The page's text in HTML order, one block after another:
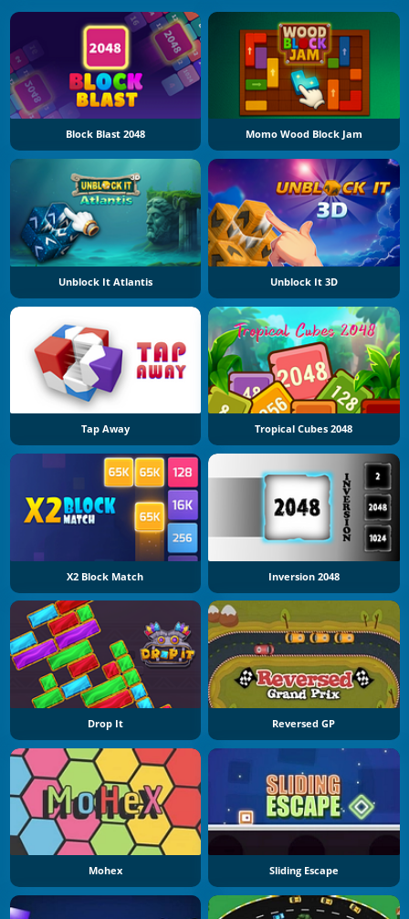
Block Blast 2048 Momo Wood Block Jam
Unblock It Atlantis Unblock It 3D
Tap Away Tropical Cubes 2048
X2 Block Match Inversion 2048
Drop It Reversed GP
Mohex Sliding Escape